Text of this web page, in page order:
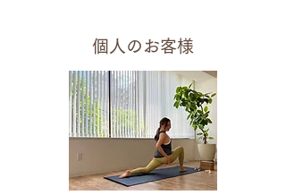
個人のお客様